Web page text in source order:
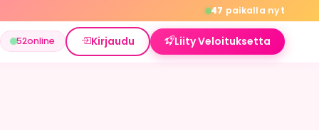
47 paikalla nyt
52online Kirjaudu Liity Veloituksetta